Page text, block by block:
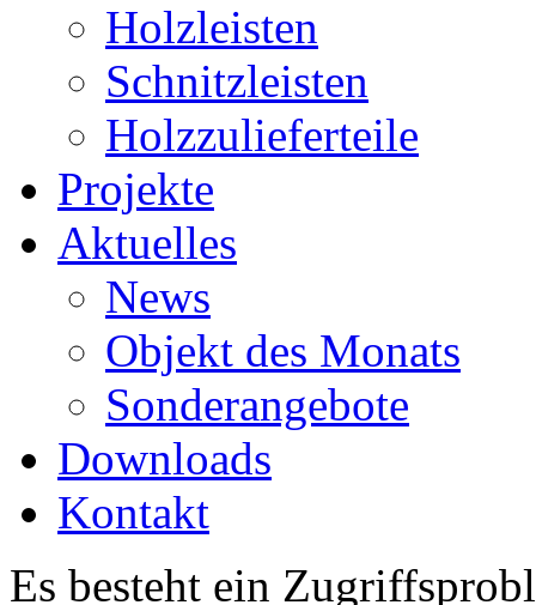
Holzleisten
Schnitzleisten
Holzzulieferteile
Projekte
Aktuelles
News
Objekt des Monats
Sonderangebote
Downloads
Kontakt
Es besteht ein